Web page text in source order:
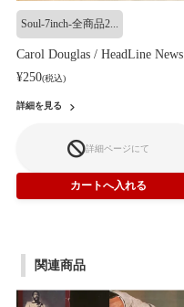
Soul-7inch-全商品2...
Carol Douglas / HeadLine News
¥250(税込)
詳細を見る
詳細ページにて
関連商品